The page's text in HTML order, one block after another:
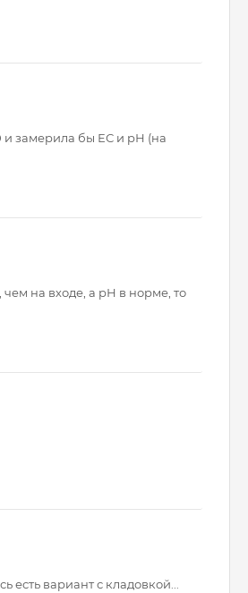
и замерила бы ЕС и рН (на
на входе, а рН в норме, то
есть вариант с кладовкой...